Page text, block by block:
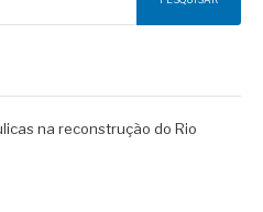
na reconstrução do Rio